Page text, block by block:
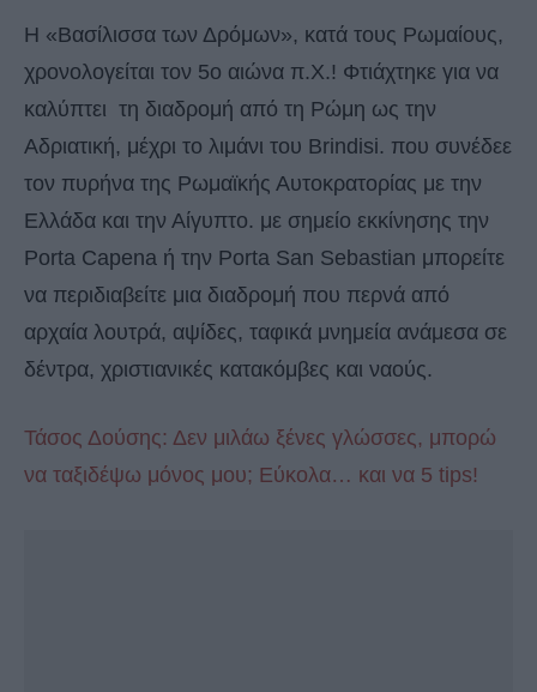
Η «Βασίλισσα των Δρόμων», κατά τους Ρωμαίους,
χρονολογείται τον 5ο αιώνα π.Χ.! Φτιάχτηκε για να
καλύπτει τη διαδρομή από τη Ρώμη ως την
Αδριατική, μέχρι το λιμάνι του Brindisi. που συνέδεε
τον πυρήνα της Ρωμαϊκής Αυτοκρατορίας με την
Ελλάδα και την Αίγυπτο. με σημείο εκκίνησης την
Porta Capena ή την Porta San Sebastian μπορείτε
να περιδιαβείτε μια διαδρομή που περνά από
αρχαία λουτρά, αψίδες, ταφικά μνημεία ανάμεσα σε
δέντρα, χριστιανικές κατακόμβες και ναούς.
Τάσος Δούσης: Δεν μιλάω ξένες γλώσσες, μπορώ
να ταξιδέψω μόνος μου; Εύκολα… και να 5 tips!